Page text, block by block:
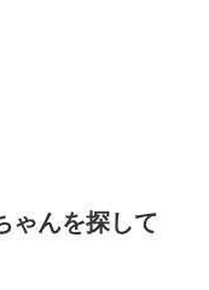
ゃんを探して